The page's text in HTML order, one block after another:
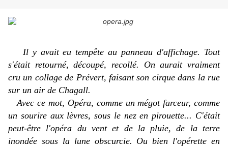
Il y avait eu tempête au panneau d'affichage. Tout
s'était retourné, découpé, recollé. On aurait vraiment
cru un collage de Prévert, faisant son cirque dans la rue
sur un air de Chagall.
Avec ce mot, Opéra, comme un mégot farceur, comme
un sourire aux lèvres, sous le nez en pirouette... C'était
peut-être l'opéra du vent et de la pluie, de la terre
inondée sous la lune obscurcie. Ou bien l'opérette en